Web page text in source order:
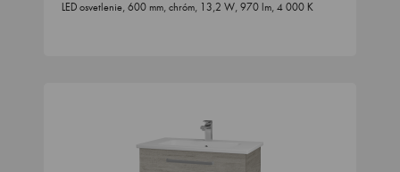
LED osvetlenie, 600 mm, chróm, 13,2 W, 970 lm, 4 000 K